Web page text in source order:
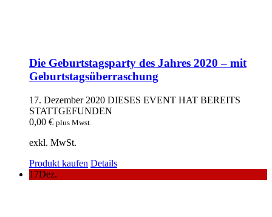
Die Geburtstagsparty des Jahres 2020 – mit
Geburtstagsüberraschung
17. Dezember 2020 DIESES EVENT HAT BEREITS
STATTGEFUNDEN
0,00 € plus Mwst.
exkl. MwSt.
Produkt kaufen Details
17Dez.